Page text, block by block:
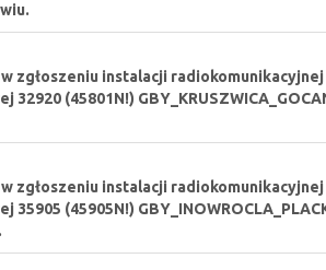
zgłoszeniu instalacji
(45801N!)
zgłoszeniu instalacji
(45905N!)